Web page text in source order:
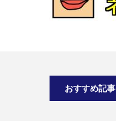
おすすめ記事